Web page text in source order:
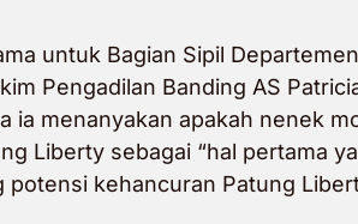
untuk Bagian Sipil
Pengadilan Banding AS
ia menanyakan apakah nenek
Liberty sebagai “hal pertama
kehancuran Patung